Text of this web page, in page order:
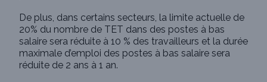
De plus, dans certains secteurs, la limite actuelle de
20% du nombre de TET dans des postes à bas
salaire sera réduite à 10 % des travailleurs et la durée
maximale d’emploi des postes à bas salaire sera
réduite de 2 ans à 1 an.